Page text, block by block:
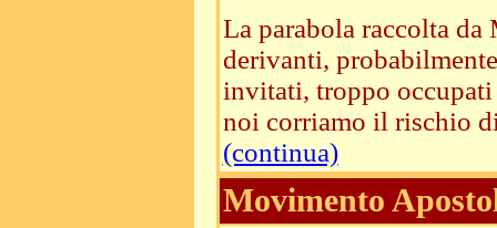
La parabola raccolta
derivanti,
invitati, troppo occupati
noi corriamo il rischio
(continua)
Movimento